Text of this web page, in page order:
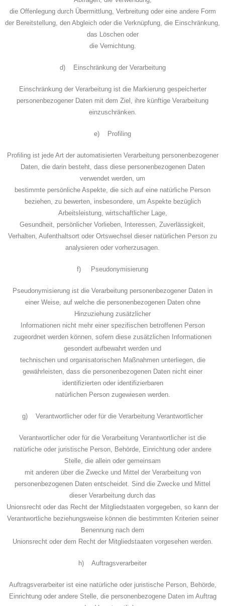
die Offenlegung durch Übermittlung, Verbreitung oder eine andere Form
der Bereitstellung, den Abgleich oder die Verknüpfung, die Einschränkung,
das Löschen oder
die Vernichtung.
d) Einschränkung der Verarbeitung
Einschränkung der Verarbeitung ist die Markierung gespeicherter
personenbezogener Daten mit dem Ziel, ihre künftige Verarbeitung
einzuschränken.
e) Profiling
Profiling ist jede Art der automatisierten Verarbeitung personenbezogener
Daten, die darin besteht, dass diese personenbezogenen Daten
verwendet werden, um
bestimmte persönliche Aspekte, die sich auf eine natürliche Person
beziehen, zu bewerten, insbesondere, um Aspekte bezüglich
Arbeitsleistung, wirtschaftlicher Lage,
Gesundheit, persönlicher Vorlieben, Interessen, Zuverlässigkeit,
Verhalten, Aufenthaltsort oder Ortswechsel dieser natürlichen Person zu
analysieren oder vorherzusagen.
f) Pseudonymisierung
Pseudonymisierung ist die Verarbeitung personenbezogener Daten in
einer Weise, auf welche die personenbezogenen Daten ohne
Hinzuziehung zusätzlicher
Informationen nicht mehr einer spezifischen betroffenen Person
zugeordnet werden können, sofern diese zusätzlichen Informationen
gesondert aufbewahrt werden und
technischen und organisatorischen Maßnahmen unterliegen, die
gewährleisten, dass die personenbezogenen Daten nicht einer
identifizierten oder identifizierbaren
natürlichen Person zugewiesen werden.
g) Verantwortlicher oder für die Verarbeitung Verantwortlicher
Verantwortlicher oder für die Verarbeitung Verantwortlicher ist die
natürliche oder juristische Person, Behörde, Einrichtung oder andere
Stelle, die allein oder gemeinsam
mit anderen über die Zwecke und Mittel der Verarbeitung von
personenbezogenen Daten entscheidet. Sind die Zwecke und Mittel
dieser Verarbeitung durch das
Unionsrecht oder das Recht der Mitgliedstaaten vorgegeben, so kann der
Verantwortliche beziehungsweise können die bestimmten Kriterien seiner
Benennung nach dem
Unionsrecht oder dem Recht der Mitgliedstaaten vorgesehen werden.
h) Auftragsverarbeiter
Auftragsverarbeiter ist eine natürliche oder juristische Person, Behörde,
Einrichtung oder andere Stelle, die personenbezogene Daten im Auftrag